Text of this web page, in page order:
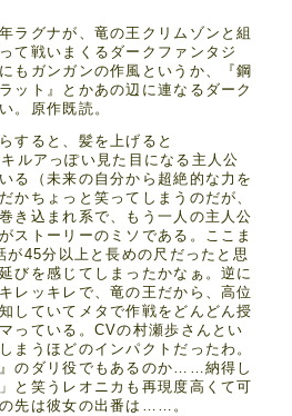
ラグナが、竜の王クリムゾンと組
て戦いまくるダークファンタジ
もガンガンの作風というか、『鋼
ット』とかあの辺に連なるダーク
。原作既読。
すると、髪を上げると
ルアっぽい見た目になる主人公
る（未来の自分から超絶的な力を
かちょっと笑ってしまうのだが、
き込まれ系で、もう一人の主人公
ストーリーのミソである。ここま
が45分以上と長めの尺だったと思
びを感じてしまったかなぁ。逆に
レッキレで、竜の王だから、高位
していてメタで作戦をどんどん授
っている。CVの村瀬歩さんとい
まうほどのインパクトだったわ。
のダリ役でもあるのか……納得し
と笑うレオニカも再現度高くて可
先は彼女の出番は……。